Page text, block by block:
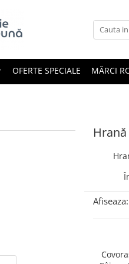
OFERTE SPECIALE MĂRCI
Afiseaza: